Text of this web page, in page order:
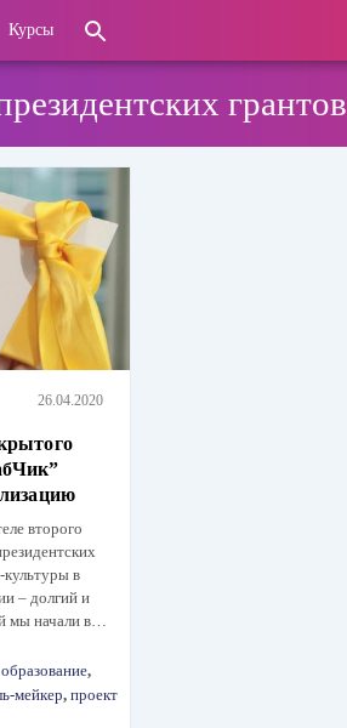
Курсы
грантов
26.04.2020
второго
культуры в
– долгий и
мы начали в…
,
мейкер,проект